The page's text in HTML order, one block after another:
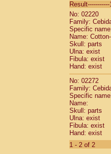
No: 02220
Family:
Specific
Name:
Skull: parts
Ulna: exist
Fibula: exist
Hand: exist
No: 02272
Family:
Specific
Name:
Skull: parts
Ulna: exist
Fibula: exist
Hand: exist
1 - 2 of 2